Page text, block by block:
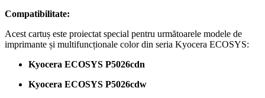
Compatibilitate:
Acest cartuș este proiectat special pentru următoarele modele de
imprimante și multifuncționale color din seria Kyocera ECOSYS:
Kyocera ECOSYS P5026cdn
Kyocera ECOSYS P5026cdw